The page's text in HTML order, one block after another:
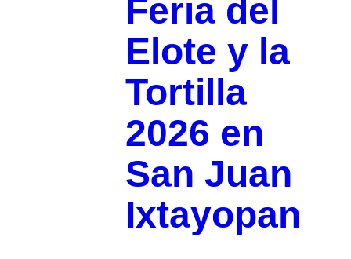
Feria del
Elote y la
Tortilla
2026 en
San Juan
Ixtayopan